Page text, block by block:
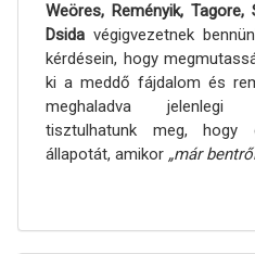
Weöres, Reményik,
Dsida végigvezetnek
kérdésein, hogy
ki a meddő fájdalom és
meghaladva jelenlegi
tisztulhatunk meg,
állapotát, amikor „már